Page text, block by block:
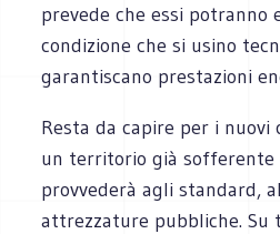
prevede che essi potranno
condizione che si usino
garantiscano prestazioni
Resta da capire per i nuovi
un territorio già sofferente
provvederà agli standard,
attrezzature pubbliche.